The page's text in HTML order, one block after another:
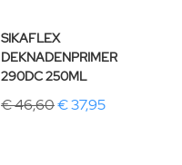
SIKAFLEX
DEKNADENPRIMER
290DC 250ML
€ 46,60€ 37,95